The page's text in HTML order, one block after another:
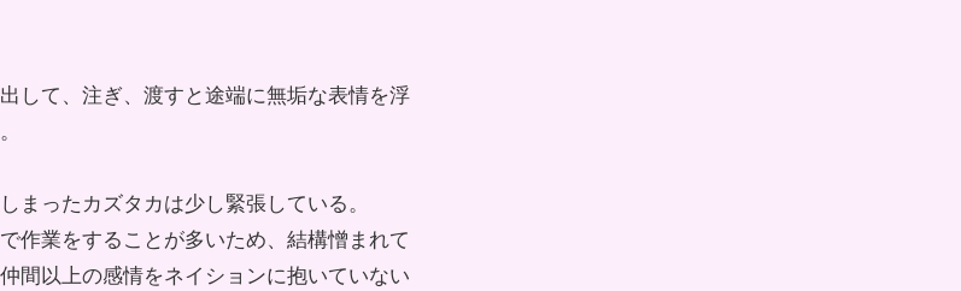
して、注ぎ、渡すと途端に無垢な表情を浮
ったカズタカは少し緊張している。
作業をすることが多いため、結構憎まれて
間以上の感情をネイションに抱いていない